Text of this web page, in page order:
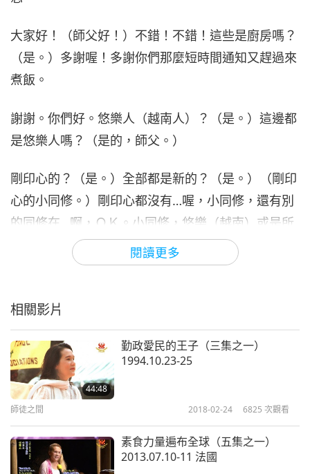
師徒之間 2021-08-30 7719次觀看
6
明師與有情眾生的善緣（六集之
師徒之間 2021-08-31 6859次觀看
閱讀更多
大家好！（師父好！）不錯！不錯！這些是廚房嗎？
（是。）多謝喔！多謝你們那麼短時間通知又趕過來
煮飯。
謝謝。你們好。悠樂人（越南人）？（是。）這邊都
是悠樂人嗎？（是的，師父。）
剛印心的？（是。）全部都是新的？（是。）（剛印
心的小同修。）剛印心都沒有…喔，小同修，還有別
的同修在…啊，ＯＫ。小同修，悠樂（越南）或是所
有都有？（所有都有。）所有都有。那我怎麼講呢？
你好。你好！（師父好。）你好！
你好！你們好，你們都健康安好嗎？（師父健康安好
嗎？）好，我還好。健康，但不怎麼好，因為工作很
多，我無法獨自一人完成。所以說我不太好，但還算
健康。若我能多做一些會更好，但我無法全靠自己完
成。所以說我不太好，但還算健康。不太好。（師父
好。）你好，好。恭喜！（是，師父。）大家會很快
成佛了。
相關影片
44:48
勤政愛民的王子（三集之一）
1994.10.23-25
師徒之間 2018-02-24 6825 次觀看
素食力量遍布全球（五集之一）
2013.07.10-11 法國